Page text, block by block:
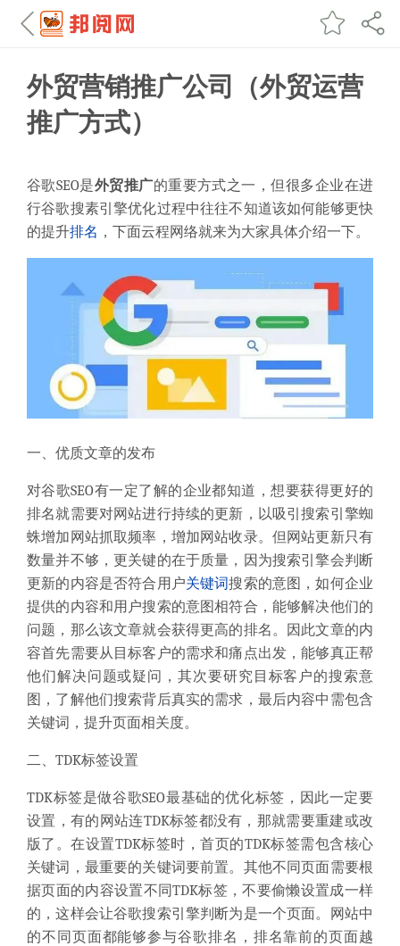
外贸营销推广公司（外贸运营
推广方式）
谷歌SEO是外贸推广的重要方式之一，但很多企业在进
行谷歌搜素引擎优化过程中往往不知道该如何能够更快
的提升排名 ，下面云程网络就来为大家具体介绍一下。
一、优质文章的发布
对谷歌SEO有一定了解的企业都知道，想要获得更好的
排名就需要对网站进行持续的更新，以吸引搜索引擎蜘
蛛增加网站抓取频率，增加网站收录。但网站更新只有
数量并不够，更关键的在于质量，因为搜索引擎会判断
更新的内容是否符合用户关键词搜索的意图，如何企业
提供的内容和用户搜索的意图相符合，能够解决他们的
问题，那么该文章就会获得更高的排名。因此文章的内
容首先需要从目标客户的需求和痛点出发，能够真正帮
他们解决问题或疑问，其次要研究目标客户的搜索意
图，了解他们搜索背后真实的需求，最后内容中需包含
关键词，提升页面相关度。
二、TDK标签设置
TDK标签是做谷歌SEO最基础的优化标签，因此一定要
设置，有的网站连TDK标签都没有，那就需要重建或改
版了。在设置TDK标签时，首页的TDK标签需包含核心
关键词，最重要的关键词要前置。其他不同页面需要根
据页面的内容设置不同TDK标签，不要偷懒设置成一样
的，这样会让谷歌搜索引擎判断为是一个页面。网站中
的不同页面都能够参与谷歌排名，排名靠前的页面越